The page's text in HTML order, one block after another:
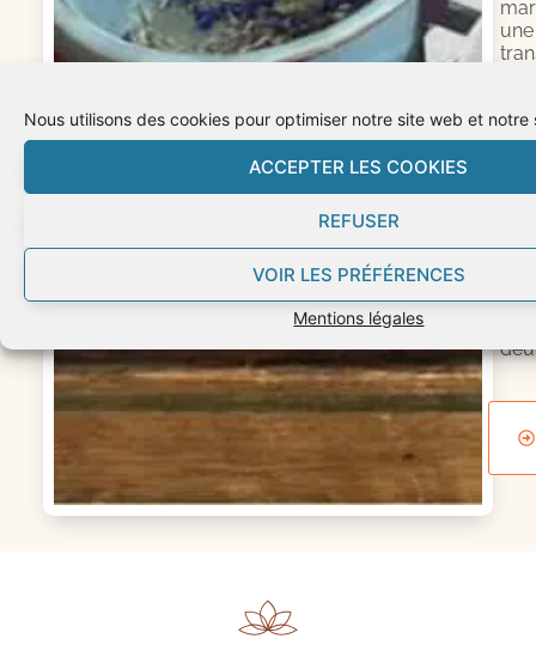
Nous utilisons des cookies pour optimiser notre site web et notre
ACCEPTER LES COOKIES
REFUSER
VOIR LES PRÉFÉRENCES
Mentions légales
une
à
un
,